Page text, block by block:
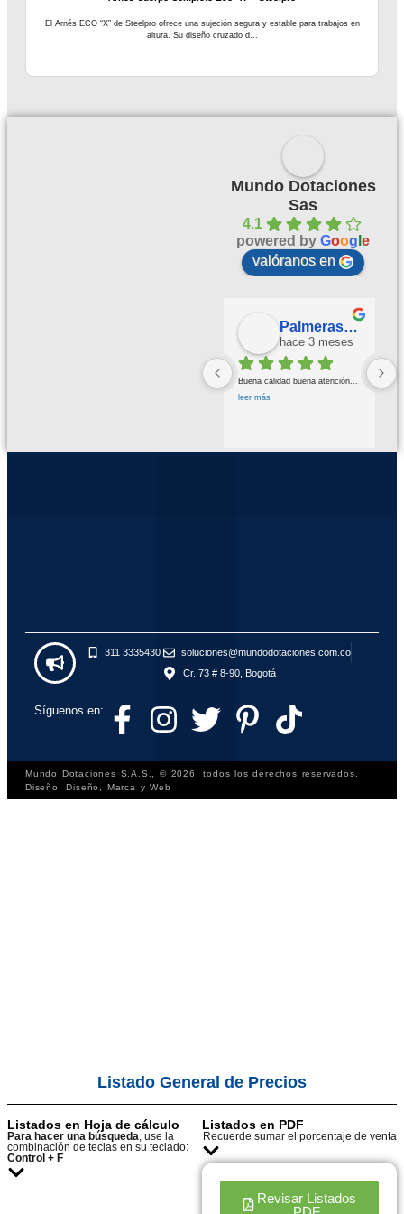
El Arnés ECO “X” de Steelpro ofrece una sujeción segura y estable para trabajos en
altura. Su diseño cruzado d...
Mundo Dotaciones
Sas
4.1
powered by Goog e
valóranos en
Palmeras Doradas
hace 3 meses
Buena calidad buena atención
leer más
311 3335430
soluciones@mundodotaciones.com.co
Cr. 73 # 8-90, Bogotá
Síguenos en:
Mundo Dotaciones S.A.S., © 2026, todos los derechos reservados.
Diseño: Diseño, Marca y Web
Listado General de Precios
Listados en Hoja de cálculo
Para hacer una búsqueda , use la
combinación de teclas en su teclado:
Control + F
Listados en PDF
Recuerde sumar el porcentaje de venta
Revisar Listados